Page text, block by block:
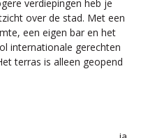
verdiepingen heb je
over de stad. Met een
een eigen bar en het
internationale gerechten
terras is alleen geopend